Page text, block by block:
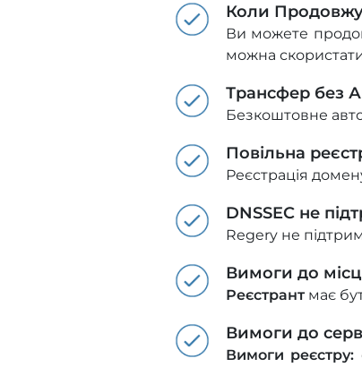
Коли
Ви можете
можна
Трансфер без
Безкоштовне
Повільна
Реєстрація
DNSSEC не
Regery не
Вимоги до
Реєстрантмає
Вимоги до
Вимоги реєстру: